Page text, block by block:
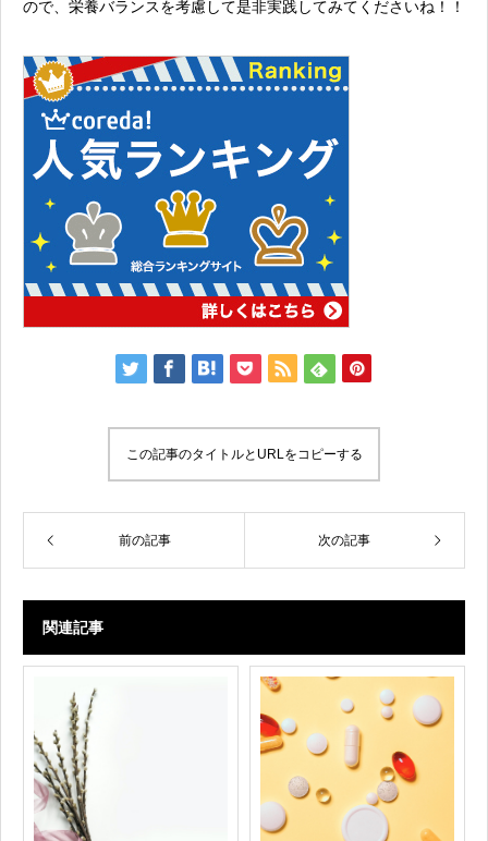
ので、栄養バランスを考慮して是非実践してみてくださいね！！
この記事のタイトルとURLをコピーする
前の記事 次の記事
関連記事